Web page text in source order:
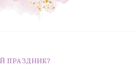
ПРАЗДНИК?